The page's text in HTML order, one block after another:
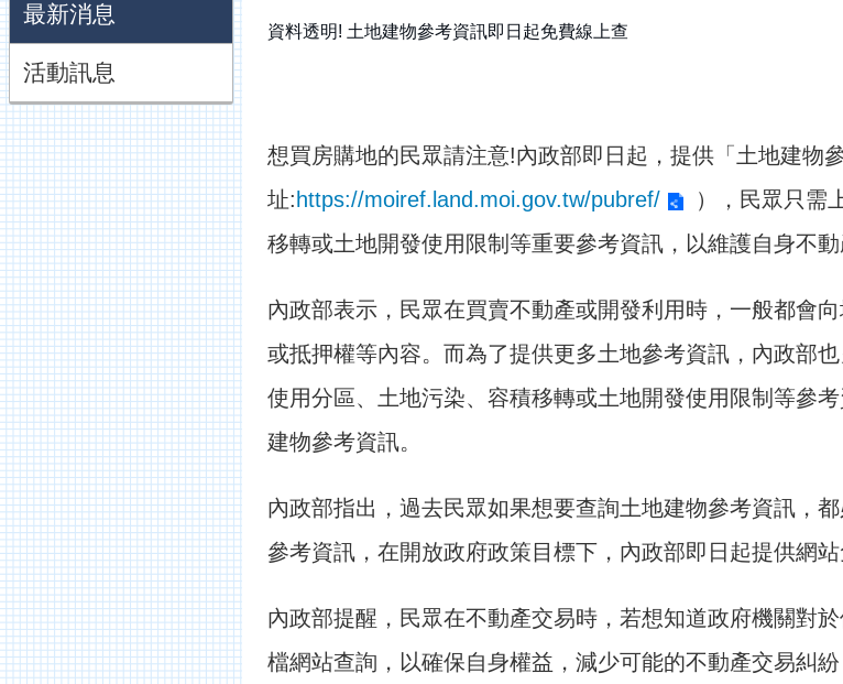
最新消息
活動訊息
資料透明! 土地建物參考資訊即日起免費線上查
想買房購地的民眾請注意!內政部即日起，提供「土地建物
址: https://moiref.land.moi.gov.tw/pubref/
），民眾只需
移轉或土地開發使用限制等重要參考資訊，以維護自身不動
內政部表示，民眾在買賣不動產或開發利用時，一般都會
或抵押權等內容。而為了提供更多土地參考資訊，內政部
使用分區、土地污染、容積移轉或土地開發使用限制等參
建物參考資訊。
內政部指出，過去民眾如果想要查詢土地建物參考資訊，
參考資訊，在開放政府政策目標下，內政部即日起提供網站
內政部提醒，民眾在不動產交易時，若想知道政府機關對
檔網站查詢，以確保自身權益，減少可能的不動產交易糾